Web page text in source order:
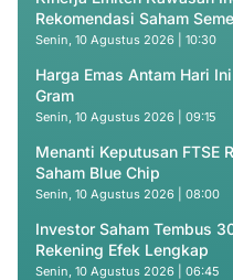
Rekomendasi Saham
Senin, 10 Agustus 2026 | 10:30
Harga Emas Antam Hari
Gram
Senin, 10 Agustus 2026 | 09:15
Menanti Keputusan FTSE
Saham Blue Chip
Senin, 10 Agustus 2026 | 08:00
Investor Saham Tembus
Rekening Efek Lengkap
Senin, 10 Agustus 2026 | 06:45